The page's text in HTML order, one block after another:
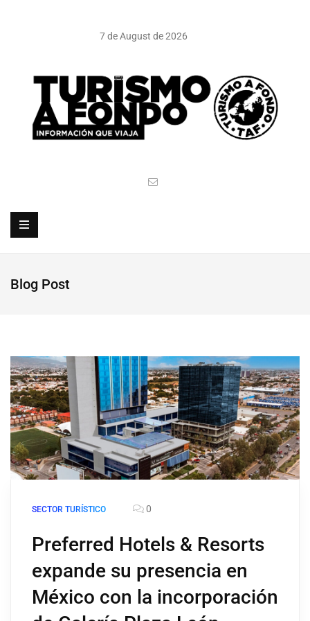
7 de August de 2026
Blog Post
SECTOR TURÍSTICO 0
Preferred Hotels & Resorts
expande su presencia en
México con la incorporación